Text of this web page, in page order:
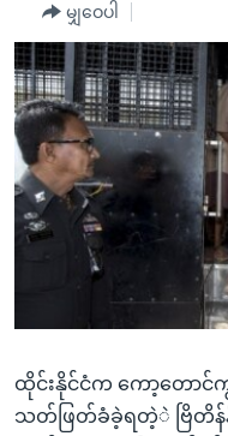
အကြောင်းအရာ
သို့
ကျော်
ကြည့်
ရန်
ပင်မ
သို့
ကျော်
ကြည့်
အစ္စရေး-ပါလက်စတိုင်း
ရပ်ဝန်းတခု လမ်းတခု အ
အင်္ဂလိပ်စာလေ့လာမယ်
အမေရိကန်သုံးအီဒီယံ
မကြေးမုံရဲ့ အင်္ဂလိပ်စာ
ရုပ်ရှင်ထဲက အင်္ဂလိပ်စာ
သုတပဒေသာ အင်္ဂလိပ်စာ
အပတ်စဉ်ကဏ္ဍများ
ရေဒီယို
တီဗွီ
ရေဒီယိုနှင့်ရုပ်သံ အချက်
ရေဒီယို/တီဗွီအစီအစဉ်
Learning English
ဗွီအိုအေ လူမှုကွန်ယက်များ
မျှဝေပါ
ထိုင်းနိုင်ငံက ကော့တောင်က
သတ်ဖြတ်ခံခဲ့ရတဲ့ဲ ဗြိတိ